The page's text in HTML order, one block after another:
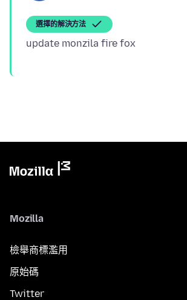
選擇的解決方法
Mozilla
檢舉商標濫用
原始碼
Twitter